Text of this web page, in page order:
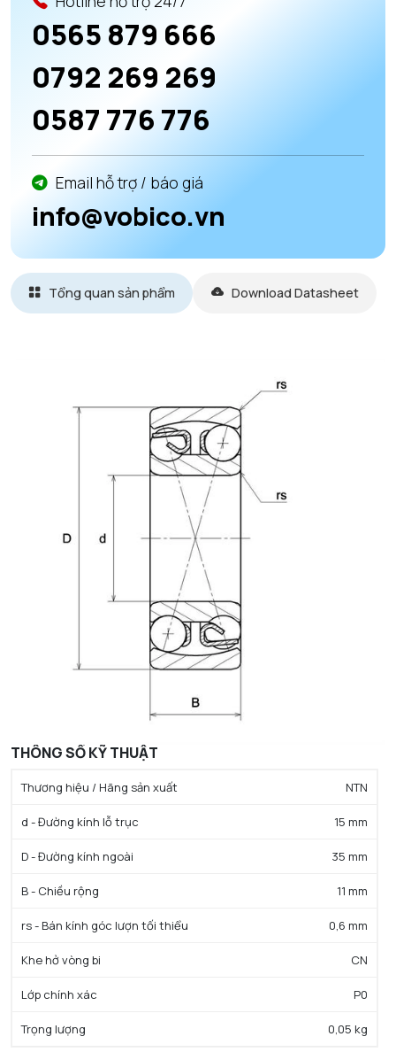
0565 879 666
0792 269 269
0587 776 776
Email hỗ trợ / báo giá
info@vobico.vn
Tổng quan sản phẩm Download Datasheet
THÔNG SỐ KỸ THUẬT
Thương hiệu / Hãng sản xuất NTN
d - Đường kính lỗ trục 15 mm
D - Đường kính ngoài 35 mm
B - Chiều rộng 11 mm
rs - Bán kính góc lượn tối thiểu 0,6 mm
Khe hở vòng bi CN
Lớp chính xác P0
Trọng lượng 0,05 kg